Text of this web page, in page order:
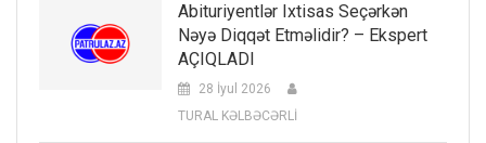
Abituriyentlər Ixtisas Seçərkən
Nəyə Diqqət Etməlidir? – Ekspert
AÇIQLADI
28 İyul 2026
TURAL KƏLBƏCƏRLİ